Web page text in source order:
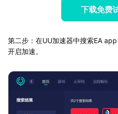
下载免费
第二步：在UU加速器中搜索EA
开启加速。